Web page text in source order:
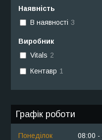
Наявність
В наявності 3
Виробник
Vitals 2
Кентавр 1
Графік роботи
Понеділок 08:00